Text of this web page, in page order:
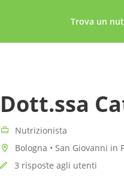
Trova un
Dott.ssa
Nutrizionista
Bologna • San Giovanni in
3 risposte agli utenti